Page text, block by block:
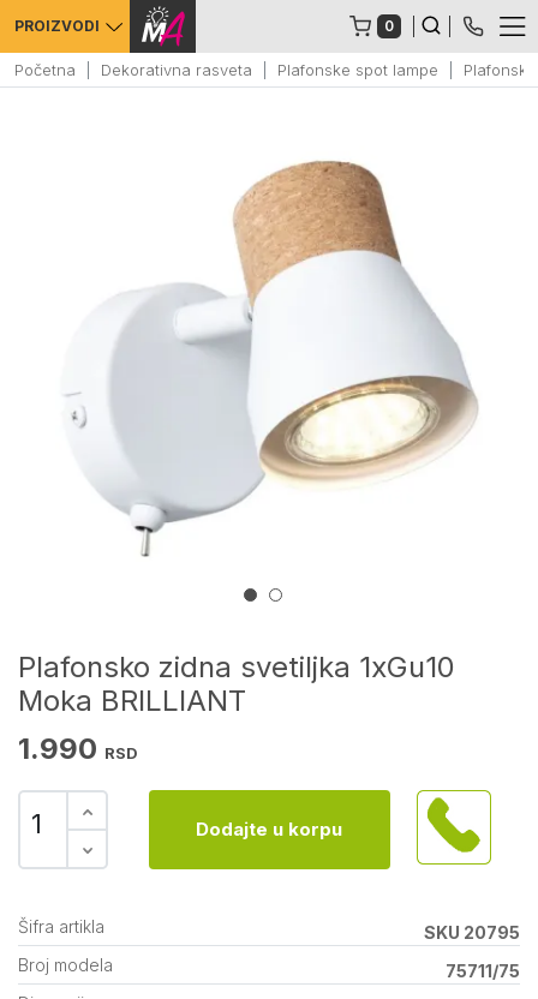
PROIZVODI 0
Početna Dekorativna rasveta Plafonske spot lampe
Plafonsko zidna svetiljka 1xGu10
Moka BRILLIANT
1.990 RSD
Dodajte u korpu
Šifra artikla
SKU 20795
Broj modela
75711/75